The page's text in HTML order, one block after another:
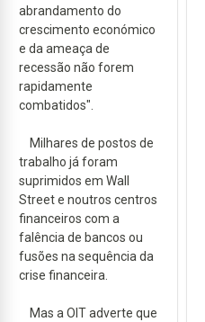
abrandamento do
crescimento económico
e da ameaça de
recessão não forem
rapidamente
combatidos".
Milhares de postos de
trabalho já foram
suprimidos em Wall
Street e noutros centros
financeiros com a
falência de bancos ou
fusões na sequência da
crise financeira.
Mas a OIT adverte que